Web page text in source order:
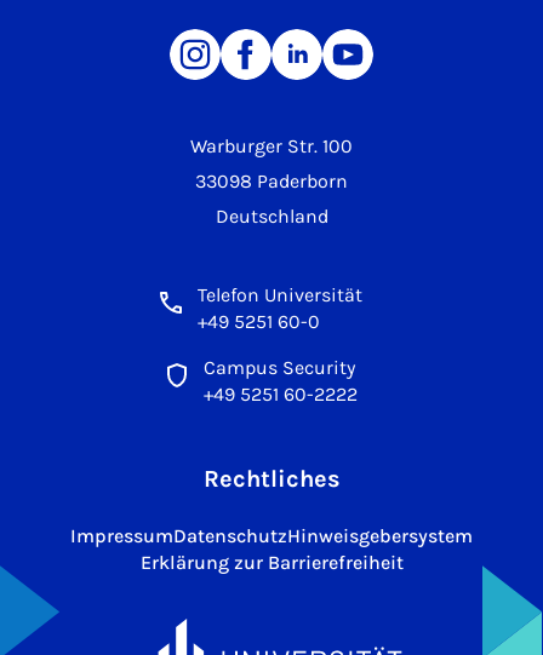
Warburger Str. 100
33098 Paderborn
Deutschland
Telefon Universität
+49 5251 60-0
Campus Security
+49 5251 60-2222
Rechtliches
ImpressumDatenschutzHinweisgebersystem
Erklärung zur Barrierefreiheit